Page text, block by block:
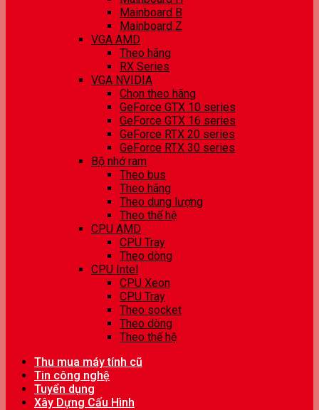
Mainboard B
Mainboard Z
VGA AMD
Theo hãng
RX Series
VGA NVIDIA
Chọn theo hãng
GeForce GTX 10 series
GeForce GTX 16 series
GeForce RTX 20 series
GeForce RTX 30 series
Bộ nhớ ram
Theo bus
Theo hãng
Theo dung lượng
Theo thế hệ
CPU AMD
CPU Tray
Theo dòng
CPU Intel
CPU Xeon
CPU Tray
Theo socket
Theo dòng
Theo thế hệ
Thu mua máy tính cũ
Tin công nghệ
Tuyển dụng
Xây Dựng Cấu Hình